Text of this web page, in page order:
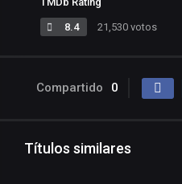
8.4 21,530 votos
Compartido 0
Títulos similares